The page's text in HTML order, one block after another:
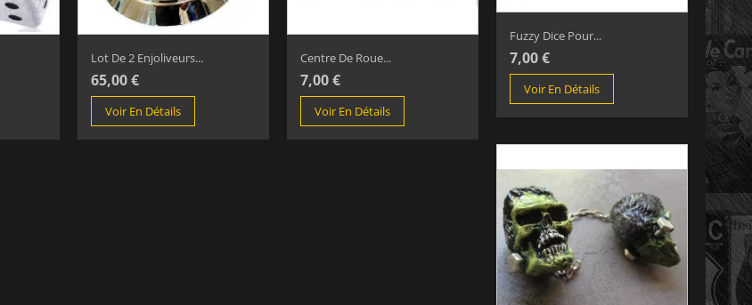
Lot De 2 Enjoliveurs...
65,00 €
Voir En Détails
Centre De Roue...
7,00 €
Voir En Détails
Fuzzy Dice Pour...
7,00 €
Voir En Détails